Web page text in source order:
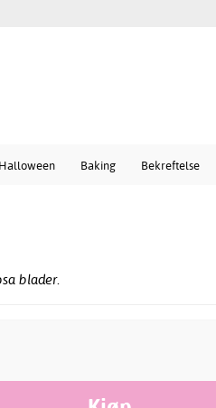
Halloween Baking Bekreftelse
blader.